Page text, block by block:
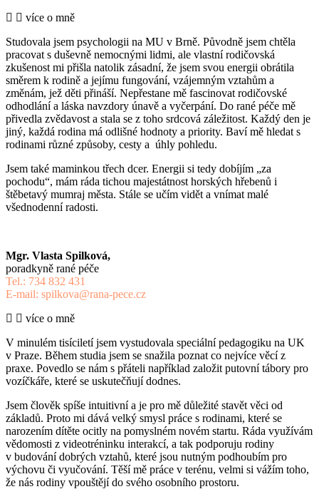
více o mně
Studovala jsem psychologii na MU v Brně. Původně jsem chtěla
pracovat s duševně nemocnými lidmi, ale vlastní rodičovská
zkušenost mi přišla natolik zásadní, že jsem svou energii obrátila
směrem k rodině a jejímu fungování, vzájemným vztahům a
změnám, jež děti přináší. Nepřestane mě fascinovat rodičovské
odhodlání a láska navzdory únavě a vyčerpání. Do rané péče mě
přivedla zvědavost a stala se z toho srdcová záležitost. Každý den je
jiný, každá rodina má odlišné hodnoty a priority. Baví mě hledat s
rodinami různé způsoby, cesty a úhly pohledu.
Jsem také maminkou třech dcer. Energii si tedy dobíjím „za
pochodu“, mám ráda tichou majestátnost horských hřebenů i
štěbetavý mumraj města. Stále se učím vidět a vnímat malé
všednodenní radosti.
Mgr. Vlasta Spilková,
poradkyně rané péče
Tel.: 734 832 431
E-mail: spilkova@rana-pece.cz
více o mně
V minulém tisíciletí jsem vystudovala speciální pedagogiku na UK
v Praze. Během studia jsem se snažila poznat co nejvíce věcí z
praxe. Povedlo se nám s přáteli například založit putovní tábory pro
vozíčkáře, které se uskutečňují dodnes.
Jsem člověk spíše intuitivní a je pro mě důležité stavět věci od
základů. Proto mi dává velký smysl práce s rodinami, které se
narozením dítěte ocitly na pomyslném novém startu. Ráda využívám
vědomosti z videotréninku interakcí, a tak podporuju rodiny
v budování dobrých vztahů, které jsou nutným podhoubím pro
výchovu či vyučování. Těší mě práce v terénu, velmi si vážím toho,
že nás rodiny vpouštějí do svého osobního prostoru.